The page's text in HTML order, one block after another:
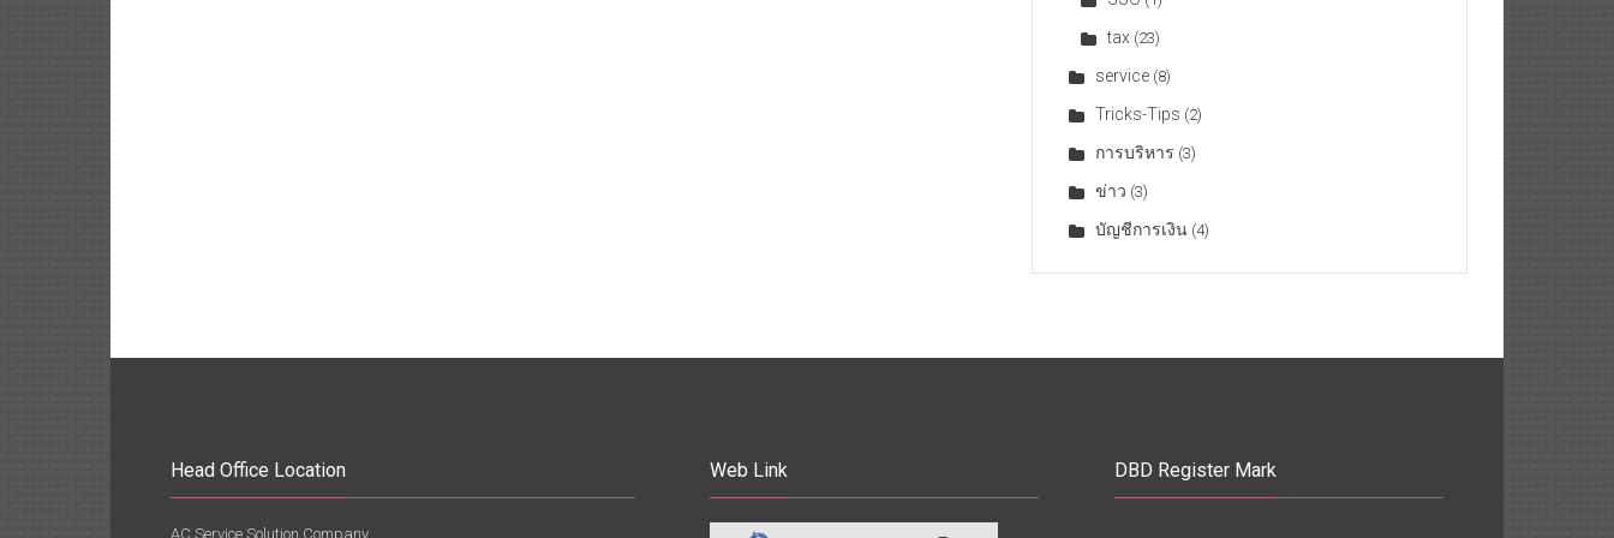
tax (23)
service (8)
Tricks-Tips (2)
การบริหาร (3)
ข่าว (3)
บัญชีการเงิน (4)
Head Office Location
AC Service Solution Company
Web Link DBD Register Mark